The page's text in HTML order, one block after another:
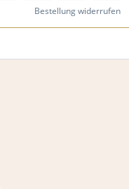
Bestellung widerrufen